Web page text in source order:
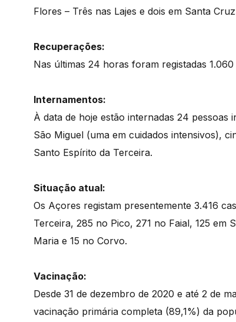
Flores – Três nas Lajes e dois em Santa
Recuperações:
Nas últimas 24 horas foram registadas
Internamentos:
À data de hoje estão internadas 24 pessoas
São Miguel (uma em cuidados intensivos),
Santo Espírito da Terceira.
Situação atual:
Os Açores registam presentemente 3.416
Terceira, 285 no Pico, 271 no Faial, 125 em
Maria e 15 no Corvo.
Vacinação:
Desde 31 de dezembro de 2020 e até 2 de
vacinação primária completa (89,1%) da